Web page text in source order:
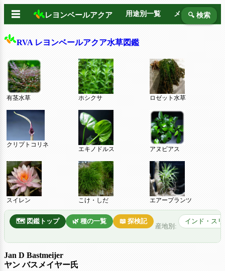
☰ レヨンベールアクア 用途別一覧 メーカー別
🔍 検索
RVA レヨンベールアクア水草図鑑
有茎水草 ホシクサ ロゼット水草
クリプトコリネ
エキノドルス アヌビアス
スイレン こけ・しだ エアープランツ
🗺️ 図鑑トップ 🌿 種の一覧 📖 探検記
産地別:
インド・ス
Jan D Bastmeijer
ヤン バスメイヤー氏